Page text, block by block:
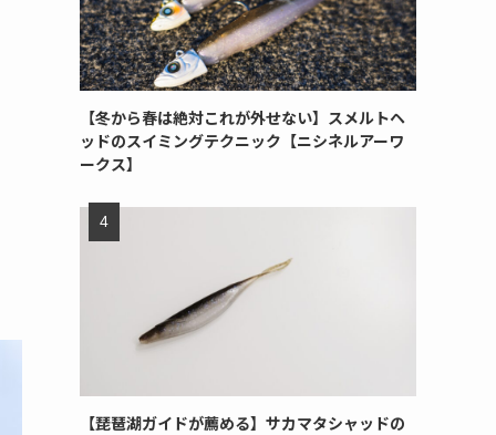
【冬から春は絶対これが外せない】スメルトヘ
ッドのスイミングテクニック【ニシネルアーワ
ークス】
【琵琶湖ガイドが薦める】サカマタシャッドの